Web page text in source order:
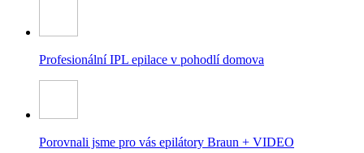
Profesionální IPL epilace v pohodlí domova
Porovnali jsme pro vás epilátory Braun + VIDEO